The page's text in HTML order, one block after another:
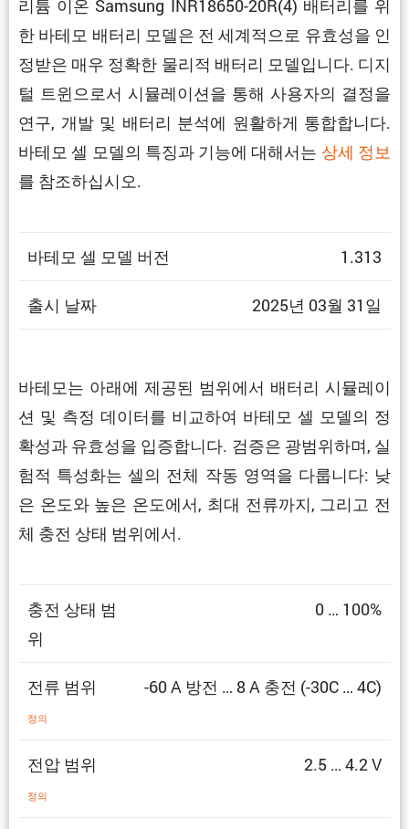
리튬 이온 Samsung INR18650-20R(4) 배터리를 위
한 바테모 배터리 모델은 전 세계적으로 유효성을 인
정받은 매우 정확한 물리적 배터리 모델입니다. 디지
털 트윈으로서 시뮬레이션을 통해 사용자의 결정을
연구, 개발 및 배터리 분석에 원활하게 통합합니다.
바테모 셀 모델의 특징과 기능에 대해서는 상세 정보
를 참조하십시오.
바테모 셀 모델 버전 1.313
출시 날짜 2025년 03월 31일
바테모는 아래에 제공된 범위에서 배터리 시뮬레이
션 및 측정 데이터를 비교하여 바테모 셀 모델의 정
확성과 유효성을 입증합니다. 검증은 광범위하며, 실
험적 특성화는 셀의 전체 작동 영역을 다룹니다: 낮
은 온도와 높은 온도에서, 최대 전류까지, 그리고 전
체 충전 상태 범위에서.
충전 상태 범
위
0 … 100%
전류 범위
정의
-60 A 방전 … 8 A 충전 (-30C … 4C)
전압 범위
정의
2.5 … 4.2 V